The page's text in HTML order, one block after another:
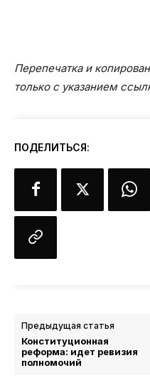
Перепечатка и
только с указанием
ПОДЕЛИТЬСЯ:
Предыдущая статья
Конституционная
реформа: идет ревизия
полномочий